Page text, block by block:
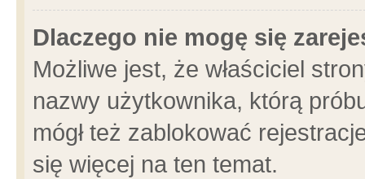
Dlaczego nie mogę się
Możliwe jest, że właściciel
nazwy użytkownika, którą
mógł też zablokować
się więcej na ten temat.